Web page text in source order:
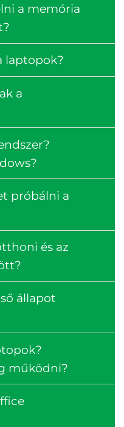
a memória
laptopok?
a
próbálni a
és az
állapot
működni?